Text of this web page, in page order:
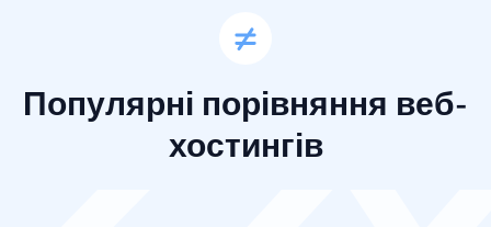
Популярні порівняння веб-
хостингів